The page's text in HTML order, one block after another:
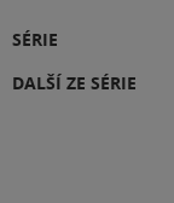
SÉRIE
DALŠÍ ZE SÉRIE